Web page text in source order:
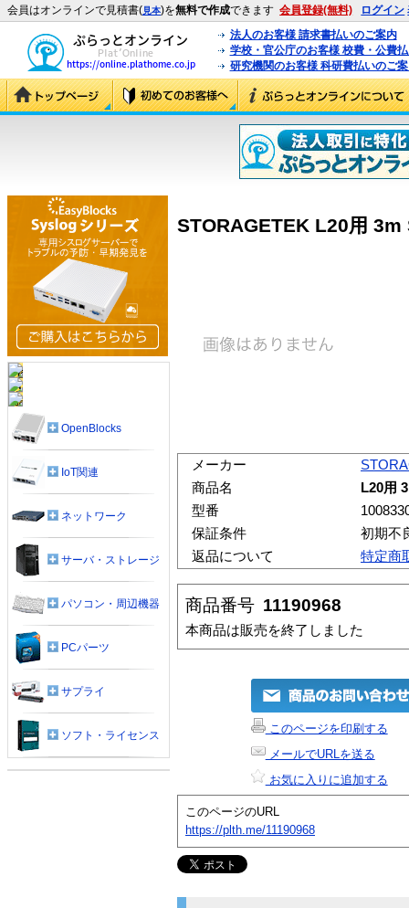
会員はオンラインで見積書(見本)を無料で作成できます 会員登録(無料) ログイン
法人のお客様 請求書払いのご案内
学校・官公庁のお客様 校費・公費
研究機関のお客様 科研費払いのご
STORAGETEK L20用
メーカー
商品名
L20用
型番
保証条件
初期不
返品について
特定商
商品番号 11190968
本商品は販売を終了しました
このページを印刷する
メールでURLを送る
お気に入りに追加する
このページのURL
https://plth.me/11190968
OpenBlocks
IoT関連
ネットワーク
サーバ・ストレージ
パソコン・周辺機器
PCパーツ
サプライ
ソフト・ライセンス